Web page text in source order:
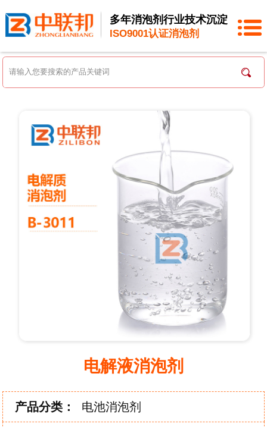
多年消泡剂行业技术沉淀
ISO9001认证消泡剂
电解液消泡剂
产品分类： 电池消泡剂